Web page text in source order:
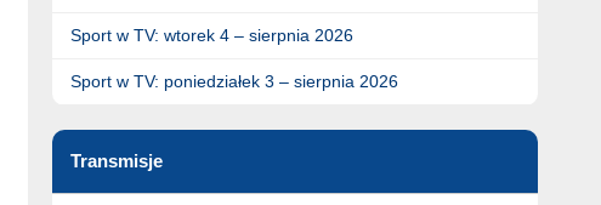
Sport w TV: wtorek 4 – sierpnia 2026
Sport w TV: poniedziałek 3 – sierpnia 2026
Transmisje